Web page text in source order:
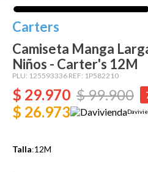
Carters
Camiseta Manga
Niños - Carter's 12M
PLU: 125593336 REF: 1P582210
$ 29.970 $99.900
$ 26.973
Talla:12M
Electro
Figuras Toy Story
Carters
Silla Mecedora Bebé
Bebes
Cuna Colecho